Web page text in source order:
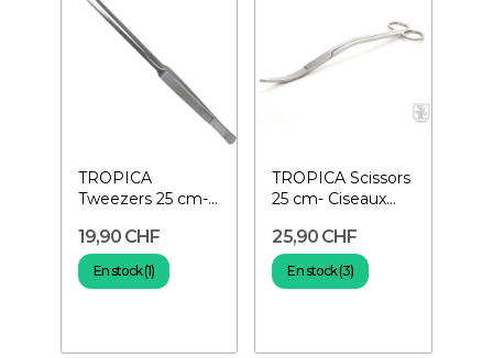
TROPICA
Tweezers 25 cm-
plantes
19,90 CHF
En stock (1)
TROPICA Scissors
25 cm- Ciseaux
25,90 CHF
En stock (3)